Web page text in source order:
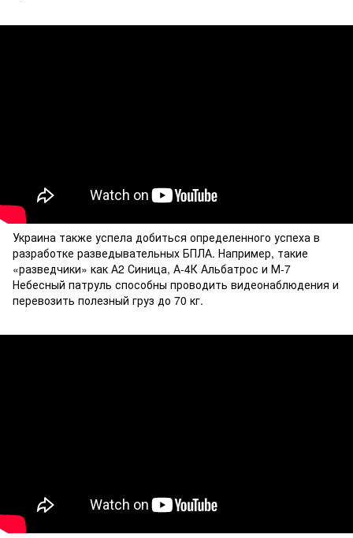
Украина также успела добиться определенного успеха в
разработке разведывательных БПЛА. Например, такие
«разведчики» как А2 Синица, А-4К Альбатрос и М-7
Небесный патруль способны проводить видеонаблюдения и
перевозить полезный груз до 70 кг.